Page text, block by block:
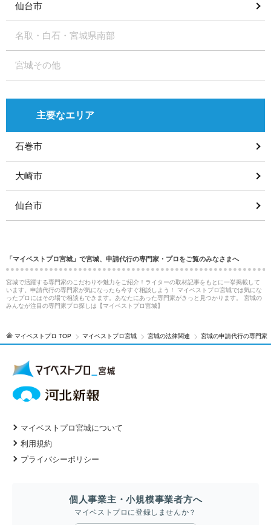
仙台市
名取・白石・宮城県南部
宮城その他
主要なエリア
石巻市
大崎市
仙台市
「マイベストプロ宮城」で宮城、申請代行の専門家・プロをご覧のみなさまへ
宮城で活躍する専門家のこだわりや魅力をご紹介！ライターの取材記事をもとに一挙掲載して
います。申請代行の専門家が気になったら今すぐ相談しよう！ マイベストプロ宮城では気にな
ったプロにはその場で相談もできます。あなたにあった専門家がきっと見つかります。 宮城の
みんなが注目の専門家プロ探しは【マイベストプロ宮城】
マイベストプロ TOP マイベストプロ宮城 宮城の法律関連 宮城の申請代行の専門家
マイベストプロ宮城について
利用規約
プライバシーポリシー
個人事業主・小規模事業者方へ
マイベストプロに登録しませんか？